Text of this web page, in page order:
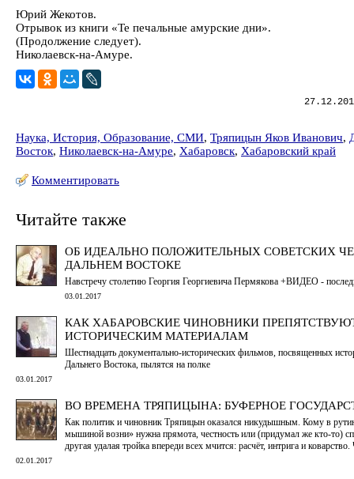
Юрий Жекотов.
Отрывок из книги «Те печальные амурские дни».
(Продолжение следует).
Николаевск-на-Амуре.
Наука, История, Образование, СМИ, Тряпицын Яков Иванович,
Восток, Николаевск-на-Амуре, Хабаровск, Хабаровский край
Комментировать
Читайте также
ОБ ИДЕАЛЬНО ПОЛОЖИТЕЛЬНЫХ СОВЕТСКИХ
ДАЛЬНЕМ ВОСТОКЕ
Навстречу столетию Георгия Георгиевича Пермякова +ВИДЕО -
03.01.2017
КАК ХАБАРОВСКИЕ ЧИНОВНИКИ
ИСТОРИЧЕСКИМ МАТЕРИАЛАМ
Шестнадцать документально-исторических фильмов, посвященных
Дальнего Востока, пылятся на полке
03.01.2017
ВО ВРЕМЕНА ТРЯПИЦЫНА: БУФЕРНОЕ
Как политик и чиновник Тряпицын оказался никудышным. Кому в
мышиной возни» нужна прямота, честность или (придумал же кто-то)
другая удалая тройка впереди всех мчится: расчёт, интрига и
02.01.2017